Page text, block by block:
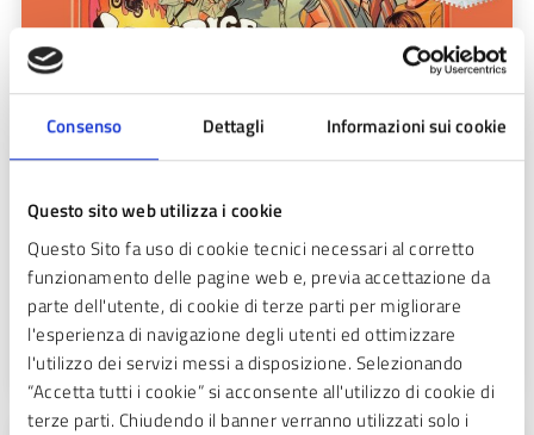
Consenso Dettagli Informazioni sui cookie
Questo sito web utilizza i cookie
Questo Sito fa uso di cookie tecnici necessari al corretto
funzionamento delle pagine web e, previa accettazione da
parte dell'utente, di cookie di terze parti per migliorare
l'esperienza di navigazione degli utenti ed ottimizzare
l'utilizzo dei servizi messi a disposizione. Selezionando
“Accetta tutti i cookie” si acconsente all'utilizzo di cookie di
terze parti. Chiudendo il banner verranno utilizzati solo i
Licorice Pizza
Cineforum d'autore
LEGGI TUTTO